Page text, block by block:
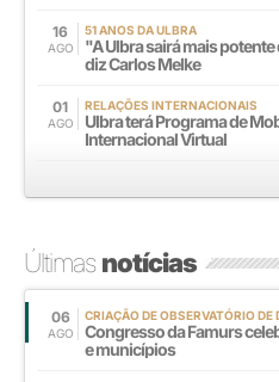
16
AGO
51 ANOS DA ULBRA
"A Ulbra sairá mais
diz Carlos Melke
01
AGO
RELAÇÕES INTERNACIONAIS
Ulbra terá Programa de
Internacional Virtual
Últimasnotícias
06
AGO
CRIAÇÃO DE OBSERVATÓRIO DE
Congresso da Famurs
e municípios